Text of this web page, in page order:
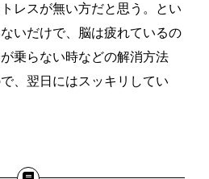
レスが無い方だと思う。とい
いだけで、脳は疲れているの
乗らない時などの解消方法
、翌日にはスッキリしてい